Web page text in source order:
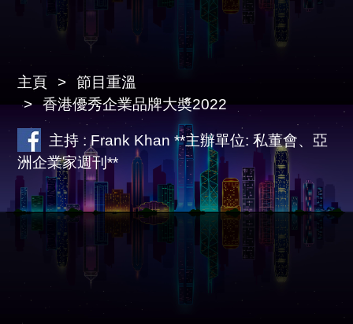
主頁
節目重溫
香港優秀企業品牌大奬2022
主持 : Frank Khan **主辦單位: 私董會、亞
洲企業家週刊**